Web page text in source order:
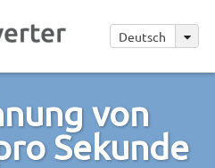
Deutsch
von
Sekunde